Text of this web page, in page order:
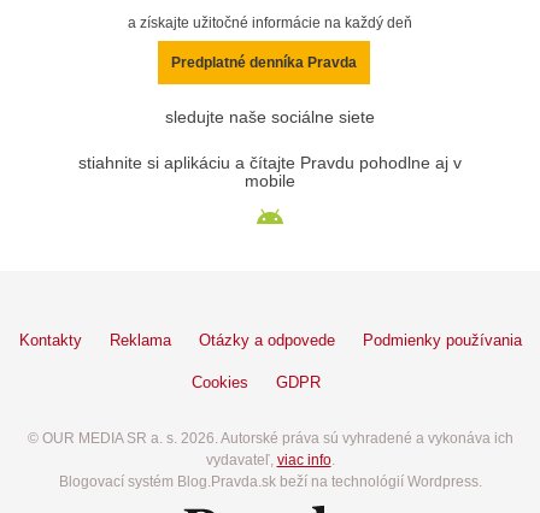
a získajte užitočné informácie na každý deň
Predplatné denníka Pravda
sledujte naše sociálne siete
stiahnite si aplikáciu a čítajte Pravdu pohodlne aj v
mobile
Kontakty Reklama Otázky a odpovede Podmienky používania
Cookies GDPR
© OUR MEDIA SR a. s. 2026. Autorské práva sú vyhradené a vykonáva ich
vydavateľ, viac info.
Blogovací systém Blog.Pravda.sk beží na technológií Wordpress.